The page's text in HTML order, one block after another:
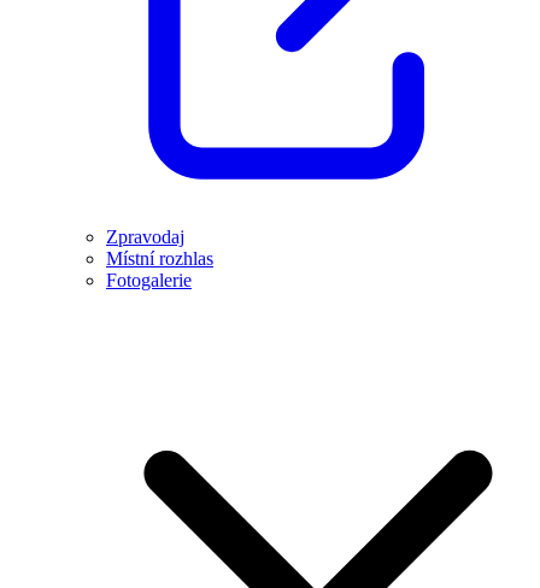
Zpravodaj
Místní rozhlas
Fotogalerie